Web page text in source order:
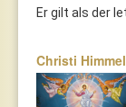
Er gilt als der
Christi